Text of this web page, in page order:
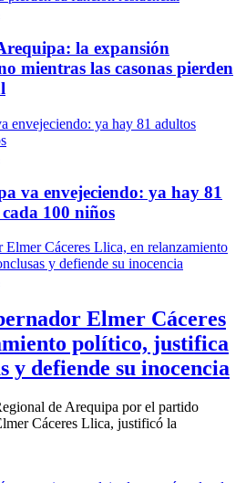
la expansión
mientras las casonas pierden
va envejeciendo: ya hay 81
100 niños
Elmer Cáceres
político, justifica
y defiende su inocencia
de Arequipa por el partido
Cáceres Llica, justificó la